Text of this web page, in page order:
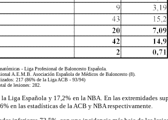
- Liga Profesional de Baloncesto Española.
A.E.M.B. Asociación Española de Médicos de Baloncesto (8).
217 (86% de la Liga ACB - 93/94)
de lesiones: 282.
Española y 17,2% en la NBA. En las extremidades
en las estadísticas de la ACB y NBA respectivamente.